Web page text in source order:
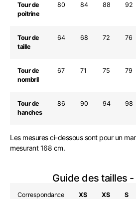
Tour de
poitrine
80 84 88 92
Tour de
taille
64 68 72 76
Tour de
nombril
67 71 75 79
Tour de
hanches
86 90 94 98
Les mesures ci-dessous sont pour un
mesurant 168 cm.
Guide des tailles
Correspondance
XS XS S